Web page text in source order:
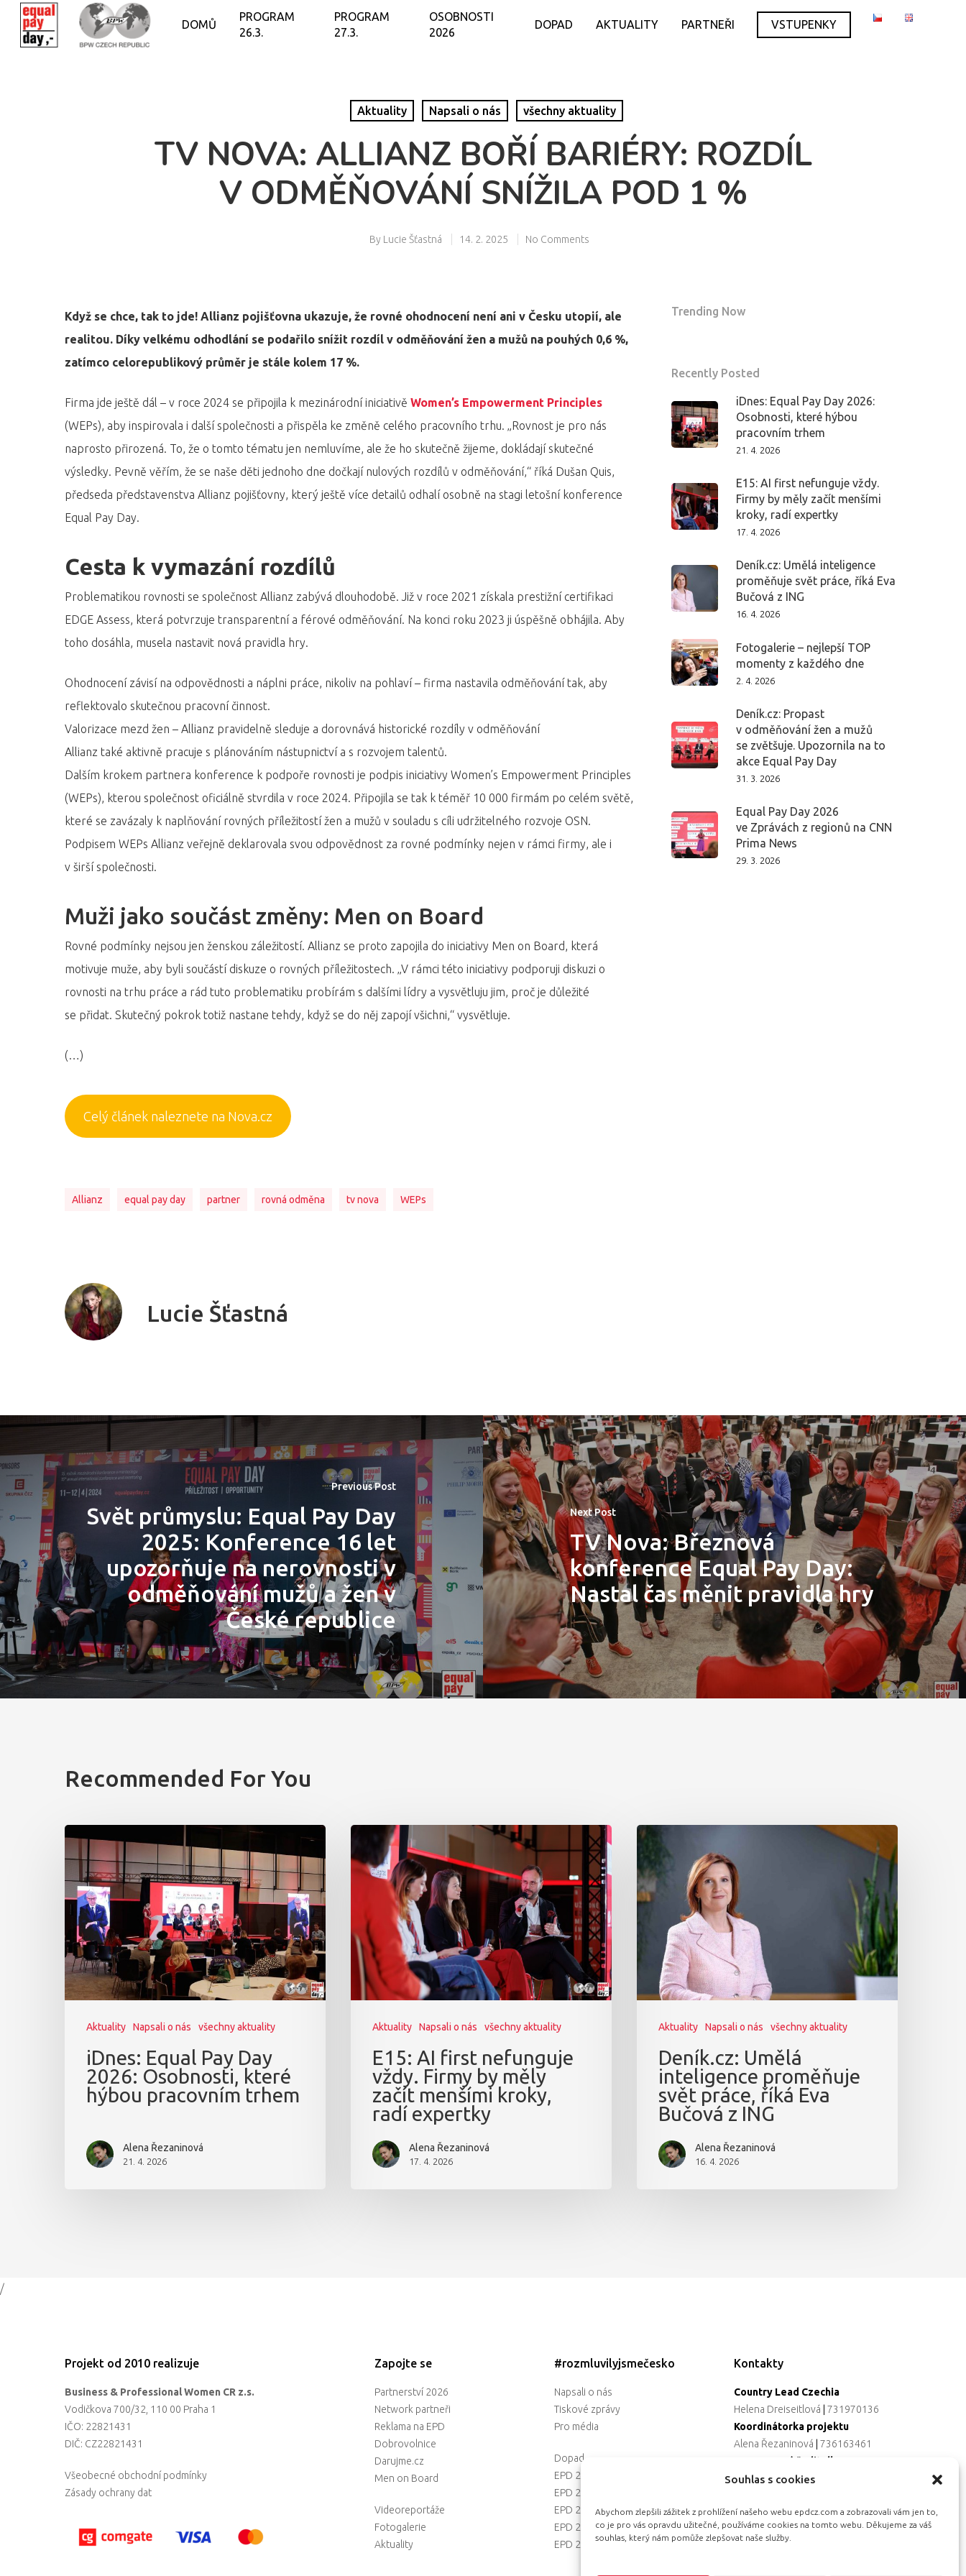
Souhlas s cookies
Abychom zlepšili zážitek z prohlížení našeho webu epdcz.com a zobrazovali vám jen to,
co je pro vás opravdu užitečné, používáme cookies na tomto webu. Děkujeme za váš
souhlas, který nám pomůže zlepšovat naše služby.
Hit enter to search or ESC to close
DOMŮ
PROGRAM
26.3.
PROGRAM
27.3.
OSOBNOSTI
2026
DOPAD AKTUALITY PARTNEŘI VSTUPENKY
Aktuality Napsali o nás všechny aktuality
TV NOVA: ALLIANZ BOŘÍ BARIÉRY: ROZDÍL
V ODMĚŇOVÁNÍ SNÍŽILA POD 1 %
By Lucie Šťastná 14. 2. 2025 No Comments
Když se chce, tak to jde! Allianz pojišťovna ukazuje, že rovné ohodnocení není ani v Česku utopií, ale
realitou. Díky velkému odhodlání se podařilo snížit rozdíl v odměňování žen a mužů na pouhých 0,6 %,
zatímco celorepublikový průměr je stále kolem 17 %.
Firma jde ještě dál – v roce 2024 se připojila k mezinárodní iniciativě Women’s Empowerment Principles
(WEPs), aby inspirovala i další společnosti a přispěla ke změně celého pracovního trhu. „Rovnost je pro nás
naprosto přirozená. To, že o tomto tématu jen nemluvíme, ale že ho skutečně žijeme, dokládají skutečné
výsledky. Pevně věřím, že se naše děti jednoho dne dočkají nulových rozdílů v odměňování,“ říká Dušan Quis,
předseda představenstva Allianz pojišťovny, který ještě více detailů odhalí osobně na stagi letošní konference
Equal Pay Day.
Cesta k vymazání rozdílů
Problematikou rovnosti se společnost Allianz zabývá dlouhodobě. Již v roce 2021 získala prestižní certifikaci
EDGE Assess, která potvrzuje transparentní a férové odměňování. Na konci roku 2023 ji úspěšně obhájila. Aby
toho dosáhla, musela nastavit nová pravidla hry.
Ohodnocení závisí na odpovědnosti a náplni práce, nikoliv na pohlaví – firma nastavila odměňování tak, aby
reflektovalo skutečnou pracovní činnost.
Valorizace mezd žen – Allianz pravidelně sleduje a dorovnává historické rozdíly v odměňování
Allianz také aktivně pracuje s plánováním nástupnictví a s rozvojem talentů.
Dalším krokem partnera konference k podpoře rovnosti je podpis iniciativy Women’s Empowerment Principles
(WEPs), kterou společnost oficiálně stvrdila v roce 2024. Připojila se tak k téměř 10 000 firmám po celém světě,
které se zavázaly k naplňování rovných příležitostí žen a mužů v souladu s cíli udržitelného rozvoje OSN.
Podpisem WEPs Allianz veřejně deklarovala svou odpovědnost za rovné podmínky nejen v rámci firmy, ale i
v širší společnosti.
Muži jako součást změny: Men on Board
Rovné podmínky nejsou jen ženskou záležitostí. Allianz se proto zapojila do iniciativy Men on Board, která
motivuje muže, aby byli součástí diskuze o rovných příležitostech. „V rámci této iniciativy podporuji diskuzi o
rovnosti na trhu práce a rád tuto problematiku probírám s dalšími lídry a vysvětluju jim, proč je důležité
se přidat. Skutečný pokrok totiž nastane tehdy, když se do něj zapojí všichni,“ vysvětluje.
(…)
Celý článek naleznete na Nova.cz
Allianz equal pay day partner rovná odměna tv nova WEPs
Lucie Šťastná
Trending Now
Recently Posted
iDnes: Equal Pay Day 2026:
Osobnosti, které hýbou
pracovním trhem
21. 4. 2026
E15: AI first nefunguje vždy.
Firmy by měly začít menšími
kroky, radí expertky
17. 4. 2026
Deník.cz: Umělá inteligence
proměňuje svět práce, říká Eva
Bučová z ING
16. 4. 2026
Fotogalerie – nejlepší TOP
momenty z každého dne
2. 4. 2026
Deník.cz: Propast
v odměňování žen a mužů
se zvětšuje. Upozornila na to
akce Equal Pay Day
31. 3. 2026
Equal Pay Day 2026
ve Zprávách z regionů na CNN
Prima News
29. 3. 2026
Previous Post
Svět průmyslu: Equal Pay Day
2025: Konference 16 let
upozorňuje na nerovnosti v
odměňování mužů a žen v
České republice
Next Post
TV Nova: Březnová
konference Equal Pay Day:
Nastal čas měnit pravidla hry
Recommended For You
Aktuality Napsali o nás všechny aktuality
iDnes: Equal Pay Day
2026: Osobnosti, které
hýbou pracovním trhem
Alena Řezaninová
21. 4. 2026
Aktuality Napsali o nás všechny aktuality
E15: AI first nefunguje
vždy. Firmy by měly
začít menšími kroky,
radí expertky
Alena Řezaninová
17. 4. 2026
Aktuality Napsali o nás všechny aktuality
Deník.cz: Umělá
inteligence proměňuje
svět práce, říká Eva
Bučová z ING
Alena Řezaninová
16. 4. 2026
/
Projekt od 2010 realizuje
Business & Professional Women CR z.s.
Vodičkova 700/32, 110 00 Praha 1
IČO: 22821431
DIČ: CZ22821431
Všeobecné obchodní podmínky
Zásady ochrany dat
Zapojte se
Partnerství 2026
Network partneři
Reklama na EPD
Dobrovolnice
Darujme.cz
Men on Board
Videoreportáže
Fotogalerie
Aktuality
#rozmluvilyjsmečesko
Napsali o nás
Tiskové zprávy
Pro média
Dopad
EPD 2025
EPD 2024
EPD 2023
EPD 2022
EPD 2021
Kontakty
Country Lead Czechia
Helena Dreiseitlová |731970136
Koordinátorka projektu
Alena Řezaninová |736163461
Programová ředitelka
Jana Černoušková
Eva Primus Kovandová|602646688
Komunikace & PR